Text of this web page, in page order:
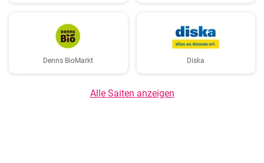
Denns BioMarkt Diska
Alle Saiten anzeigen